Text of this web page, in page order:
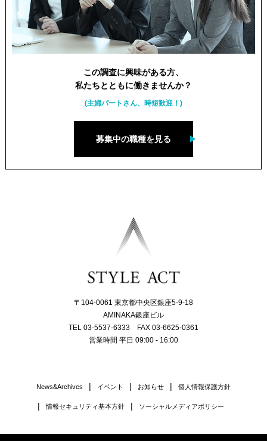
この調査に興味がある方、
私たちとともに働きませんか？
(主婦パートさん、時短歓迎！)
募集中の職種を見る
〒104-0061 東京都中央区銀座5-9-18
AMINAKA銀座ビル
TEL 03-5537-6333 FAX 03-6625-0361
営業時間 平日 09:00 - 16:00
News&Archives イベント お知らせ 個人情報保護方針
情報セキュリティ基本方針 ソーシャルメディアポリシー